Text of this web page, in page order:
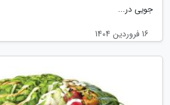
جویی در...
16 فروردین 1404